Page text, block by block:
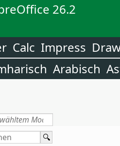
26.2
Calc Impress
Arabisch